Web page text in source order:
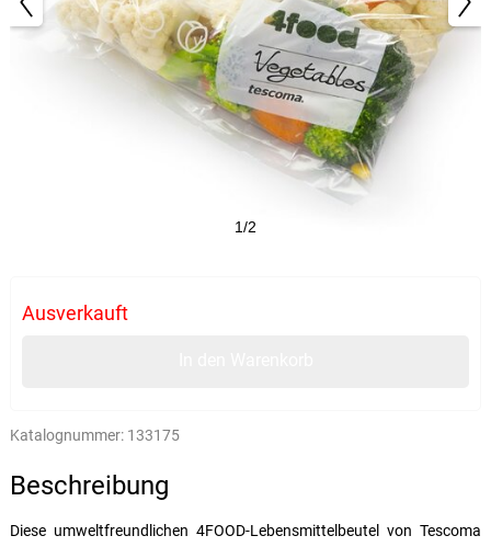
1/2
Ausverkauft
Katalognummer: 133175
Beschreibung
Diese umweltfreundlichen 4FOOD-Lebensmittelbeutel von Tescoma